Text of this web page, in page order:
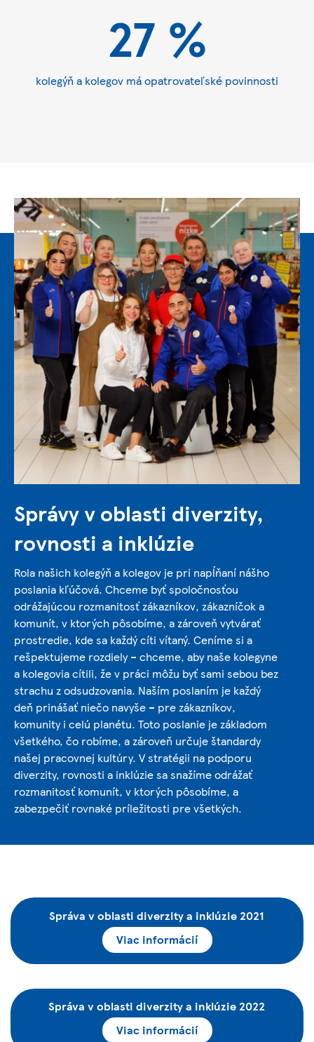
27 %
kolegýň a kolegov má opatrovateľské povinnosti
Správy v oblasti diverzity,
rovnosti a inklúzie
Rola našich kolegýň a kolegov je pri napĺňaní nášho
poslania kľúčová. Chceme byť spoločnosťou
odrážajúcou rozmanitosť zákazníkov, zákazníčok a
komunít, v ktorých pôsobíme, a zároveň vytvárať
prostredie, kde sa každý cíti vítaný. Ceníme si a
rešpektujeme rozdiely – chceme, aby naše kolegyne
a kolegovia cítili, že v práci môžu byť sami sebou bez
strachu z odsudzovania. Naším poslaním je každý
deň prinášať niečo navyše – pre zákazníkov,
komunity i celú planétu. Toto poslanie je základom
všetkého, čo robíme, a zároveň určuje štandardy
našej pracovnej kultúry. V stratégii na podporu
diverzity, rovnosti a inklúzie sa snažíme odrážať
rozmanitosť komunít, v ktorých pôsobíme, a
zabezpečiť rovnaké príležitosti pre všetkých.
Správa v oblasti diverzity a inklúzie 2021
Viac informácií
Správa v oblasti diverzity a inklúzie 2022
Viac informácií